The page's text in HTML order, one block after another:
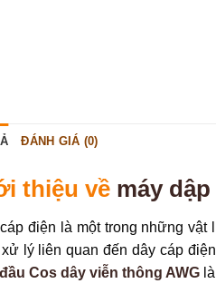
ĐÁNH GIÁ (0)
thiệu về máy
điện là một trong những
lý liên quan đến dây cáp
Cos dây viễn thông AWG